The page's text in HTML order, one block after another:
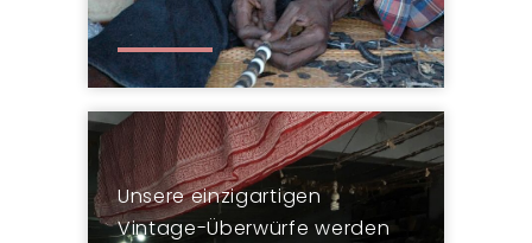
Unsere einzigartigen
Vintage-Überwürfe werden